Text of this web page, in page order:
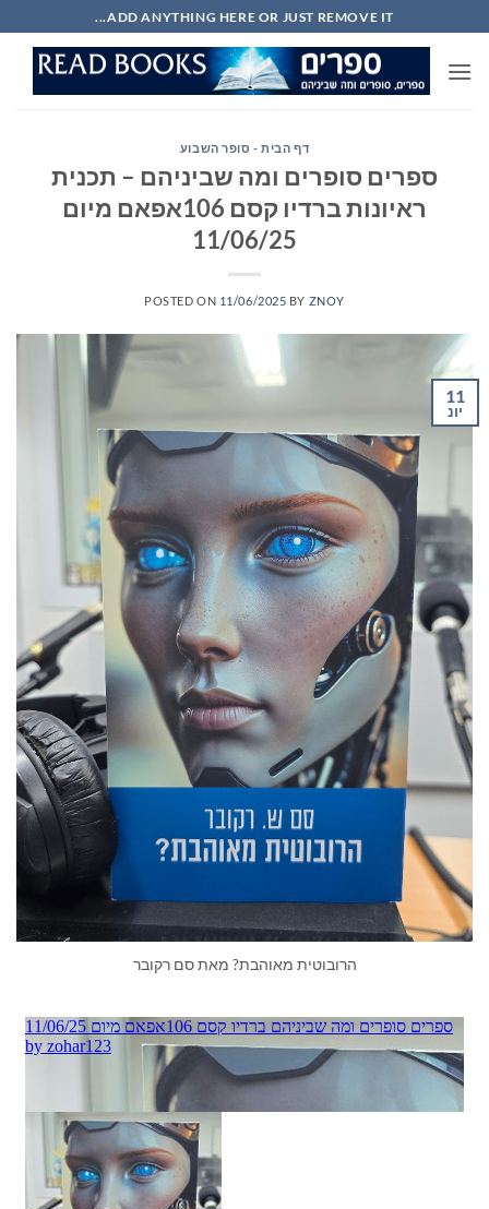
to
content
ADD ANYTHING HERE OR JUST REMOVE IT...
דף הבית - סופר השבוע
ספרים סופרים ומה שביניהם – תכנית
ראיונות ברדיו קסם 106אפאם מיום
11/06/25
POSTED ON 11/06/2025 BY ZNOY
11
יונ
הרובוטית מאוהבת? מאת סם רקובר